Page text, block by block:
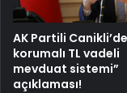
AK Partili
korumalı TL vadeli
mevduat sistemi”
açıklaması!